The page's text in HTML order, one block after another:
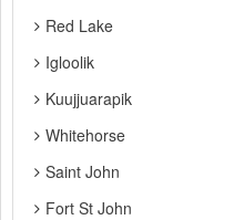
Red Lake
Igloolik
Kuujjuarapik
Whitehorse
Saint John
Fort St John